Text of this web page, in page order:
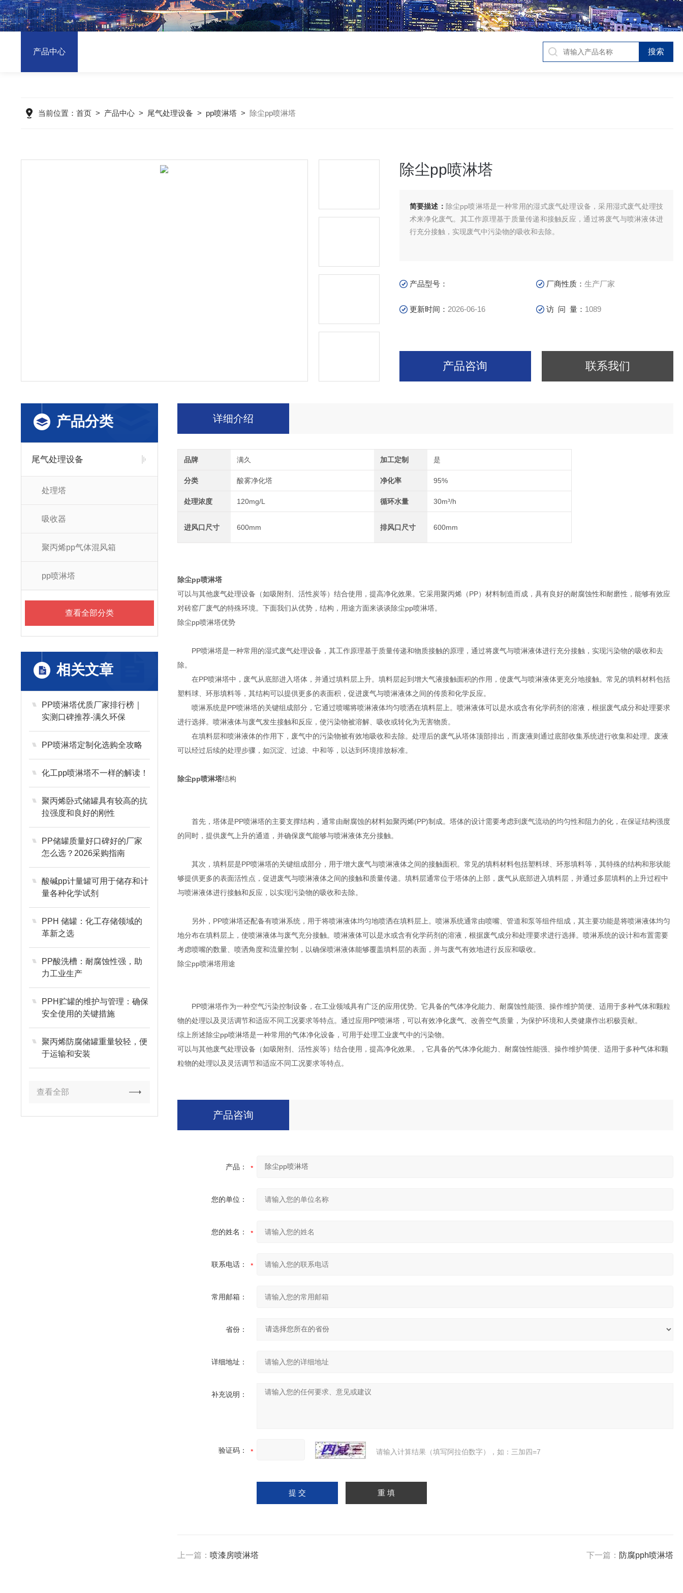
产品中心
当前位置： 首页> 产品中心> 尾气处理设备 > pp喷淋塔> 除尘pp喷淋塔
除尘pp喷淋塔
简要描述： 除尘pp喷淋塔是一种常用的湿式废气处理设备，采用湿式废气处理技
术来净化废气。其工作原理基于质量传递和接触反应，通过将废气与喷淋液体进
行充分接触，实现废气中污染物的吸收和去除。
产品型号： 厂商性质：生产厂家
更新时间： 2026-06-16 访 问 量： 1089
产品咨询 联系我们
产品分类
尾气处理设备
处理塔
吸收器
聚丙烯pp气体混风箱
pp喷淋塔
查看全部分类
相关文章
PP喷淋塔优质厂家排行榜｜
实测口碑推荐-满久环保
PP喷淋塔定制化选购全攻略
化工pp喷淋塔不一样的解读！
聚丙烯卧式储罐具有较高的抗
拉强度和良好的刚性
PP储罐质量好口碑好的厂家
怎么选？2026采购指南
酸碱pp计量罐可用于储存和计
量各种化学试剂
PPH 储罐：化工存储领域的
革新之选
PP酸洗槽：耐腐蚀性强，助
力工业生产
PPH贮罐的维护与管理：确保
安全使用的关键措施
聚丙烯防腐储罐重量较轻，便
于运输和安装
查看全部
详细介绍
品牌 满久 加工定制 是
分类 酸雾净化塔 净化率 95%
处理浓度 120mg/L 循环水量 30m³/h
进风口尺寸 600mm 排风口尺寸 600mm
除尘pp喷淋塔
可以与其他废气处理设备（如吸附剂、活性炭等）结合使用，提高净化效果。它采用聚丙烯（PP）材料制造而成，具有良好的耐腐蚀性和耐磨性，能够有效应
对砖窑厂废气的特殊环境。下面我们从优势，结构，用途方面来谈谈除尘pp喷淋塔。
除尘pp喷淋塔优势
PP喷淋塔是一种常用的湿式废气处理设备，其工作原理基于质量传递和物质接触的原理，通过将废气与喷淋液体进行充分接触，实现污染物的吸收和去
除。
在PP喷淋塔中，废气从底部进入塔体，并通过填料层上升。填料层起到增大气液接触面积的作用，使废气与喷淋液体更充分地接触。常见的填料材料包括
塑料球、环形填料等，其结构可以提供更多的表面积，促进废气与喷淋液体之间的传质和化学反应。
喷淋系统是PP喷淋塔的关键组成部分，它通过喷嘴将喷淋液体均匀喷洒在填料层上。喷淋液体可以是水或含有化学药剂的溶液，根据废气成分和处理要求
进行选择。喷淋液体与废气发生接触和反应，使污染物被溶解、吸收或转化为无害物质。
在填料层和喷淋液体的作用下，废气中的污染物被有效地吸收和去除。处理后的废气从塔体顶部排出，而废液则通过底部收集系统进行收集和处理。废液
可以经过后续的处理步骤，如沉淀、过滤、中和等，以达到环境排放标准。
除尘pp喷淋塔结构
首先，塔体是PP喷淋塔的主要支撑结构，通常由耐腐蚀的材料如聚丙烯(PP)制成。塔体的设计需要考虑到废气流动的均匀性和阻力的化，在保证结构强度
的同时，提供废气上升的通道，并确保废气能够与喷淋液体充分接触。
其次，填料层是PP喷淋塔的关键组成部分，用于增大废气与喷淋液体之间的接触面积。常见的填料材料包括塑料球、环形填料等，其特殊的结构和形状能
够提供更多的表面活性点，促进废气与喷淋液体之间的接触和质量传递。填料层通常位于塔体的上部，废气从底部进入填料层，并通过多层填料的上升过程中
与喷淋液体进行接触和反应，以实现污染物的吸收和去除。
另外，PP喷淋塔还配备有喷淋系统，用于将喷淋液体均匀地喷洒在填料层上。喷淋系统通常由喷嘴、管道和泵等组件组成，其主要功能是将喷淋液体均匀
地分布在填料层上，使喷淋液体与废气充分接触。喷淋液体可以是水或含有化学药剂的溶液，根据废气成分和处理要求进行选择。喷淋系统的设计和布置需要
考虑喷嘴的数量、喷洒角度和流量控制，以确保喷淋液体能够覆盖填料层的表面，并与废气有效地进行反应和吸收。
除尘pp喷淋塔用途
PP喷淋塔作为一种空气污染控制设备，在工业领域具有广泛的应用优势。它具备的气体净化能力、耐腐蚀性能强、操作维护简便、适用于多种气体和颗粒
物的处理以及灵活调节和适应不同工况要求等特点。通过应用PP喷淋塔，可以有效净化废气、改善空气质量，为保护环境和人类健康作出积极贡献。
综上所述除尘pp喷淋塔是一种常用的气体净化设备，可用于处理工业废气中的污染物。
可以与其他废气处理设备（如吸附剂、活性炭等）结合使用，提高净化效果。，它具备的气体净化能力、耐腐蚀性能强、操作维护简便、适用于多种气体和颗
粒物的处理以及灵活调节和适应不同工况要求等特点。
产品咨询
产品：
您的单位：
您的姓名：
联系电话：
常用邮箱：
省份：
详细地址：
补充说明：
验证码： 请输入计算结果（填写阿拉伯数字），如：三加四=7
上一篇： 喷漆房喷淋塔 下一篇： 防腐pph喷淋塔